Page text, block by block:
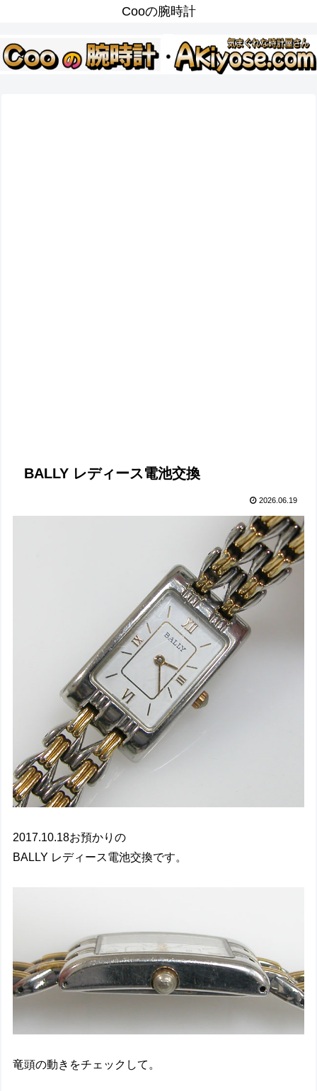
Cooの腕時計
BALLY レディース電池交換
2026.06.19
2017.10.18お預かりの
BALLY レディース電池交換です。
竜頭の動きをチェックして。